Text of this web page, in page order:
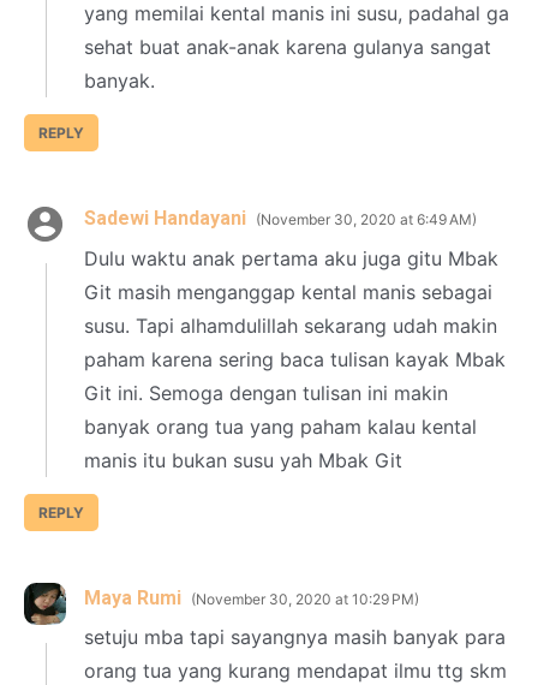
yang memilai kental manis ini susu, padahal ga
sehat buat anak-anak karena gulanya sangat
banyak.
REPLY
Sadewi Handayani November 30, 2020 at 6:49 AM
Dulu waktu anak pertama aku juga gitu Mbak
Git masih menganggap kental manis sebagai
susu. Tapi alhamdulillah sekarang udah makin
paham karena sering baca tulisan kayak Mbak
Git ini. Semoga dengan tulisan ini makin
banyak orang tua yang paham kalau kental
manis itu bukan susu yah Mbak Git
REPLY
Maya Rumi November 30, 2020 at 10:29 PM
setuju mba tapi sayangnya masih banyak para
orang tua yang kurang mendapat ilmu ttg skm